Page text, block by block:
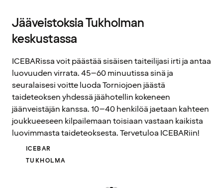
Jääveistoksia Tukholman
keskustassa
ICEBARissa voit päästää sisäisen taiteilijasi irti ja antaa
luovuuden virrata. 45–60 minuutissa sinä ja
seuralaisesi voitte luoda Torniojoen jäästä
taideteoksen yhdessä jäähotellin kokeneen
jäänveistäjän kanssa. 10–40 henkilöä jaetaan kahteen
joukkueeseen kilpailemaan toisiaan vastaan kaikista
luovimmasta taideteoksesta. Tervetuloa ICEBARiin!
ICEBAR
TUKHOLMA